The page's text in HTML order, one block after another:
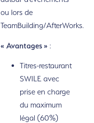
ou lors de
TeamBuilding/AfterWorks.
« Avantages » :
Titres-restaurant
SWILE avec
prise en charge
du maximum
légal (60%)